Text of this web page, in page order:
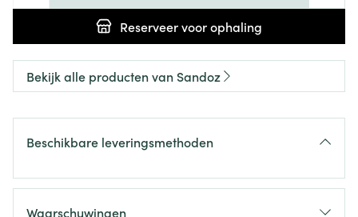
Reserveervoor ophaling
Bekijk alle producten van Sandoz
Beschikbare leveringsmethoden
Waarschuwingen